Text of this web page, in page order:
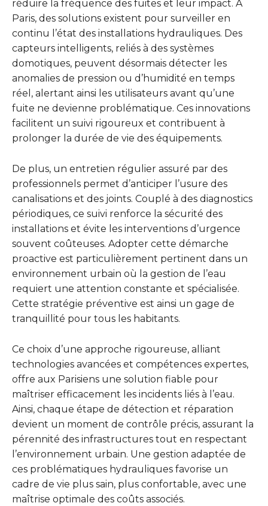
réduire la fréquence des fuites et leur impact. À
Paris, des solutions existent pour surveiller en
continu l’état des installations hydrauliques. Des
capteurs intelligents, reliés à des systèmes
domotiques, peuvent désormais détecter les
anomalies de pression ou d’humidité en temps
réel, alertant ainsi les utilisateurs avant qu’une
fuite ne devienne problématique. Ces innovations
facilitent un suivi rigoureux et contribuent à
prolonger la durée de vie des équipements.
De plus, un entretien régulier assuré par des
professionnels permet d’anticiper l’usure des
canalisations et des joints. Couplé à des diagnostics
périodiques, ce suivi renforce la sécurité des
installations et évite les interventions d’urgence
souvent coûteuses. Adopter cette démarche
proactive est particulièrement pertinent dans un
environnement urbain où la gestion de l’eau
requiert une attention constante et spécialisée.
Cette stratégie préventive est ainsi un gage de
tranquillité pour tous les habitants.
Ce choix d’une approche rigoureuse, alliant
technologies avancées et compétences expertes,
offre aux Parisiens une solution fiable pour
maîtriser efficacement les incidents liés à l’eau.
Ainsi, chaque étape de détection et réparation
devient un moment de contrôle précis, assurant la
pérennité des infrastructures tout en respectant
l’environnement urbain. Une gestion adaptée de
ces problématiques hydrauliques favorise un
cadre de vie plus sain, plus confortable, avec une
maîtrise optimale des coûts associés.